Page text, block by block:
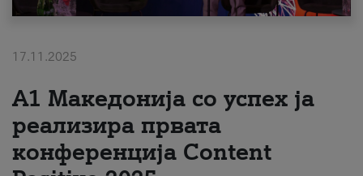
Надополни кредит
#ПодобарОнлајн
17.11.2025
А1 Македонија со успех ја
реализира првата
конференција Content